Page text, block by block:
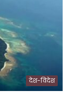
देश-विदेश